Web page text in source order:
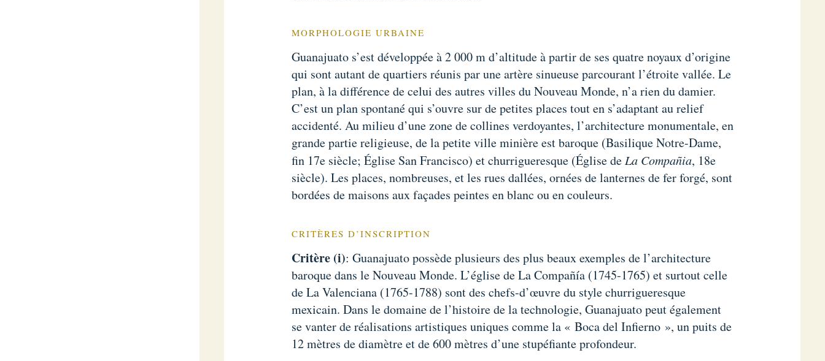
MORPHOLOGIE URBAINE
Guanajuato s’est développée à 2 000 m d’altitude à partir de ses quatre noyaux d’origine
qui sont autant de quartiers réunis par une artère sinueuse parcourant l’étroite vallée. Le
plan, à la différence de celui des autres villes du Nouveau Monde, n’a rien du damier.
C’est un plan spontané qui s’ouvre sur de petites places tout en s’adaptant au relief
accidenté. Au milieu d’une zone de collines verdoyantes, l’architecture monumentale, en
grande partie religieuse, de la petite ville minière est baroque (Basilique Notre-Dame,
fin 17e siècle; Église San Francisco) et churrigueresque (Église de La Compañia, 18e
siècle). Les places, nombreuses, et les rues dallées, ornées de lanternes de fer forgé, sont
bordées de maisons aux façades peintes en blanc ou en couleurs.
CRITÈRES D’INSCRIPTION
Critère (i): Guanajuato possède plusieurs des plus beaux exemples de l’architecture
baroque dans le Nouveau Monde. L’église de La Compañía (1745-1765) et surtout celle
de La Valenciana (1765-1788) sont des chefs-d’œuvre du style churrigueresque
mexicain. Dans le domaine de l’histoire de la technologie, Guanajuato peut également
se vanter de réalisations artistiques uniques comme la « Boca del Infierno », un puits de
12 mètres de diamètre et de 600 mètres d’une stupéfiante profondeur.